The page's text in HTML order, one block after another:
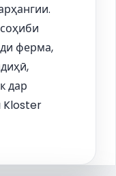
ферма,
дар
Kloster